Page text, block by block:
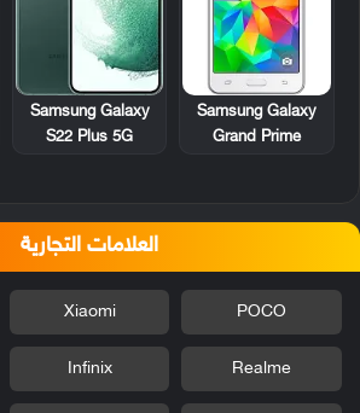
Samsung Galaxy
Grand Prime
Samsung Galaxy
S22 Plus 5G
العلامات التجارية
POCO
Xiaomi
Realme
Infinix